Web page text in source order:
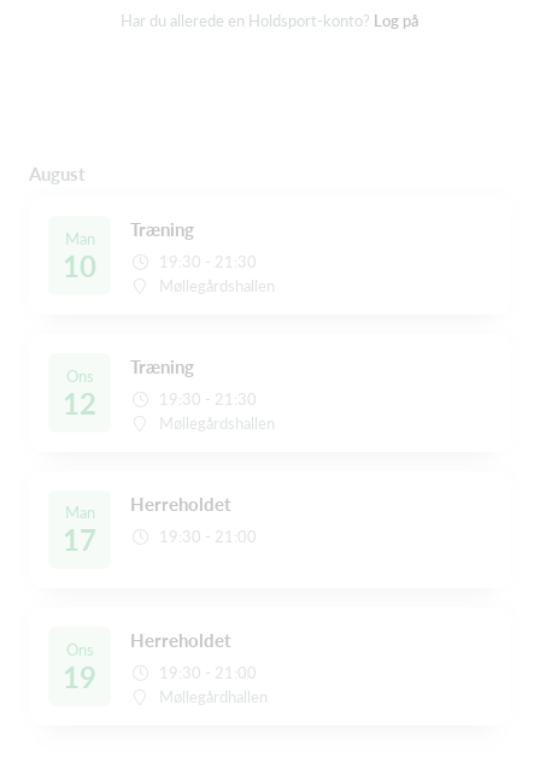
Har du allerede en Holdsport-konto? Log på
August
Man
10
Træning
19:30 - 21:30
Møllegårdshallen
Ons
12
Træning
19:30 - 21:30
Møllegårdshallen
Man
17
Herreholdet
19:30 - 21:00
Ons
19
Herreholdet
19:30 - 21:00
Møllegårdhallen